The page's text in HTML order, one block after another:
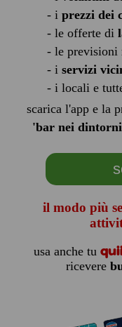
- i prezzi dei
- le offerte di
- le previsioni
- i servizi
- i locali e
scarica l'app e la
'bar nei
il modo più
usa anche tu
ricevere